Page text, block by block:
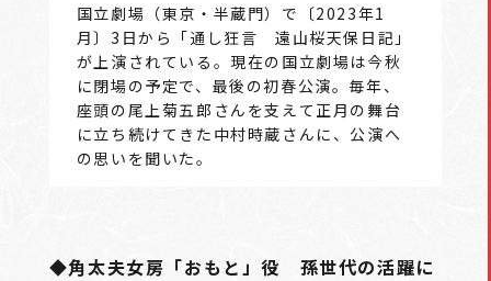
国立劇場（東京・半蔵門）で〔2023年1
月〕3日から「通し狂言 遠山桜天保日記」
が上演されている。現在の国立劇場は今秋
に閉場の予定で、最後の初春公演。毎年、
座頭の尾上菊五郎さんを支えて正月の舞台
に立ち続けてきた中村時蔵さんに、公演へ
の思いを聞いた。
◆角太夫女房「おもと」役 孫世代の活躍に